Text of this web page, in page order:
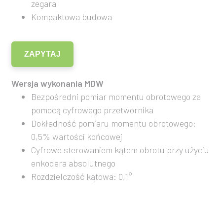
zegara
Kompaktowa budowa
ZAPYTAJ
Wersja wykonania MDW
Bezpośredni pomiar momentu obrotowego za
pomocą cyfrowego przetwornika
Dokładność pomiaru momentu obrotowego:
0,5% wartości końcowej
Cyfrowe sterowaniem kątem obrotu przy użyciu
enkodera absolutnego
Rozdzielczość kątowa: 0,1°